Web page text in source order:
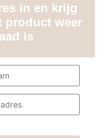
in en krijg
product weer
is